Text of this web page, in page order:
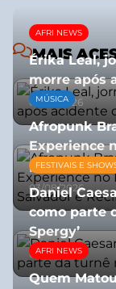
MAIS
AFRI NEWS
Érika Leal,
morre após
08/07/2026
MÚSICA
Afropunk
Experience
para
03/08/2026
FESTIVAIS E
Daniel
como parte
Spergy’
05/08/2026
AFRI NEWS
Quem